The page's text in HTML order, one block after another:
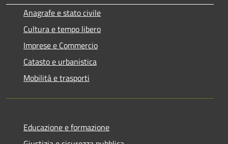
Anagrafe e stato civile
Cultura e tempo libero
Imprese e Commercio
Catasto e urbanistica
Mobilità e trasporti
Educazione e formazione